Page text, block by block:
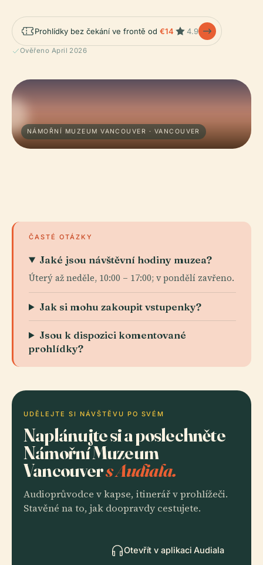
Prohlídky bez čekání ve frontě od €14 4.9
Ověřeno April 2026
NÁMOŘNÍ MUZEUM VANCOUVER · VANCOUVER
ČASTÉ OTÁZKY
Jaké jsou návštěvní hodiny muzea?
Úterý až neděle, 10:00 – 17:00; v pondělí zavřeno.
Jak si mohu zakoupit vstupenky?
Jsou k dispozici komentované
prohlídky?
UDĚLEJTE SI NÁVŠTĚVU PO SVÉM
Naplánujte si a poslechněte
Námořní Muzeum
Vancouvers Audiala.
Audioprůvodce v kapse, itinerář v prohlížeči.
Stavěné na to, jak doopravdy cestujete.
Otevřít v aplikaci Audiala